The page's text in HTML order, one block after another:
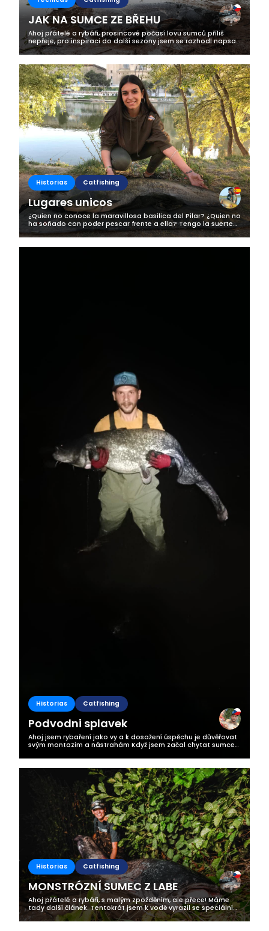
JAK NA SUMCE ZE BŘEHU
Ahoj přátelé a rybáři, prosincové počasí lovu sumců příliš
nepřeje, pro inspiraci do další sezony jsem se rozhodl napsat
vám alespoň článek na toto téma. Snad každý rybář má
skrytou touhu poměřit...
Historias Catfishing
Lugares unicos
¿Quien no conoce la maravillosa basilica del Pilar? ¿Quien no
ha soñado con poder pescar frente a ella? Tengo la suerte
de poder vivir en Zaragoza, y gracias a ello tener el Río Ebro
en casa. Y...
Historias Catfishing
Podvodni splavek
Ahoj jsem rybaření jako vy a k dosažení úspěchu je důvěřovat
svým montazim a nástrahám Když jsem začal chytat sumce
úspěchy mi to...
Historias Catfishing
MONSTRÓZNÍ SUMEC Z LABE
Ahoj přátelé a rybáři, s malým zpožděním, ale přece! Máme
tady další článek. Tentokrát jsem k vodě vyrazil se speciálním
hostem a kameromanem. U vody mě totiž na výpravě
navštívili dva super týpci...